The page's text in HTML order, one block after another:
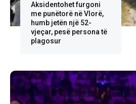
Aksidentohet furgoni
me punëtorë në Vlorë,
humb jetën një 52-
vjeçar, pesë persona të
plagosur